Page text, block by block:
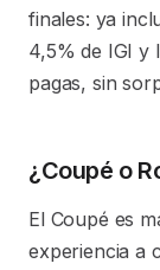
finales: ya
4,5% de IGI y
pagas, sin
¿Coupé o
El Coupé es
experiencia a